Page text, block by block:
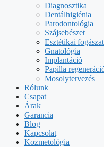
Diagnosztika
Dentálhigiénia
Parodontológia
Szájsebészet
Esztétikai fogászat
Gnatológia
Implantáció
Papilla
Mosolytervezés
Rólunk
Csapat
Árak
Garancia
Blog
Kapcsolat
Kozmetológia